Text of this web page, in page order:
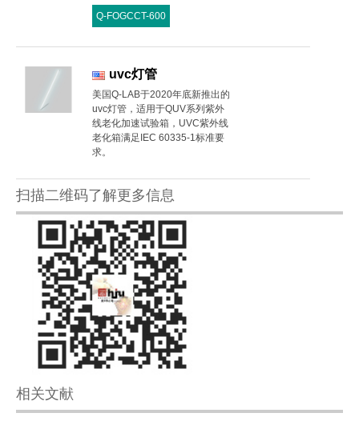
Q-FOGCCT-600
uvc灯管
美国Q-LAB于2020年底新推出的
uvc灯管，适用于QUV系列紫外
线老化加速试验箱，UVC紫外线
老化箱满足IEC 60335-1标准要
求。
扫描二维码了解更多信息
相关文献